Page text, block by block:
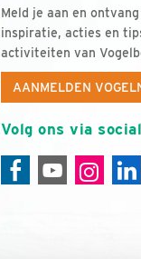
Meld je aan en
inspiratie, acties en
activiteiten van
AANMELDEN
Volg ons via